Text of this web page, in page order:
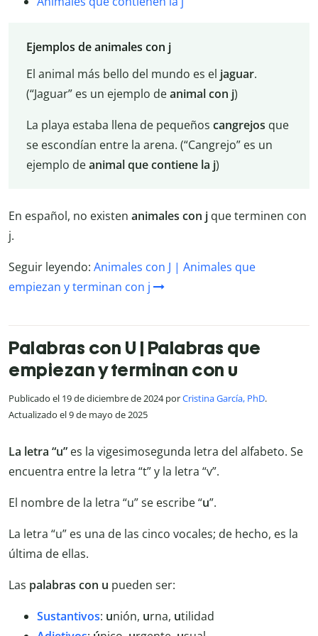
Ejemplos de animales con j
El animal más bello del mundo es el jaguar.
(“Jaguar” es un ejemplo deanimal con j)
La playa estaba llena de pequeños cangrejos que
se escondían entre la arena. (“Cangrejo” es un
ejemplo deanimal que contiene la j)
En español, no existen animales con j que terminen con
j.
Seguir leyendo: Animales con J | Animales que
empiezan y terminan con j
Palabras con U | Palabras que
empiezan y terminan con u
Publicado el 19 de diciembre de 2024 porCristina García, PhD.
Actualizado el 9 de mayo de 2025
La letra “u” es la vigesimosegunda letra del alfabeto. Se
encuentra entre la letra “t” y la letra “v”.
El nombre de la letra “u” se escribe “u”.
La letra “u” es una de las cinco vocales; de hecho, es la
última de ellas.
Las palabras con u pueden ser:
Sustantivos: unión, urna, utilidad